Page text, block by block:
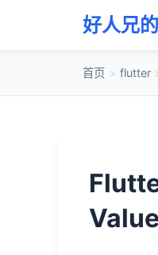
好人兄
首页 > flutter